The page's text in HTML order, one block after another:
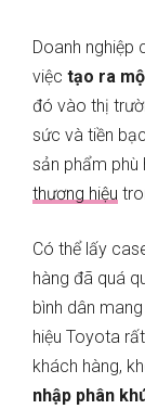
Doanh nghiệp
việc tạo ra
đó vào thị
sức và tiền
sản phẩm
thương hiệu
Có thể lấy
hàng đã quá
bình dân
hiệu Toyota
khách hàng,
nhập phân